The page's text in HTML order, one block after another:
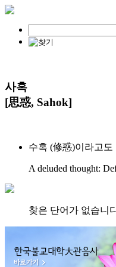
사혹
[思惑, Sahok]
수혹 (修惑)이라고
A deluded thought:
찾은 단어가 없습니